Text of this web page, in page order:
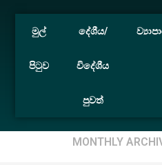
මුල්
පිටුව
දේශීය/
විදේශීය
පුවත්
MONTHLY